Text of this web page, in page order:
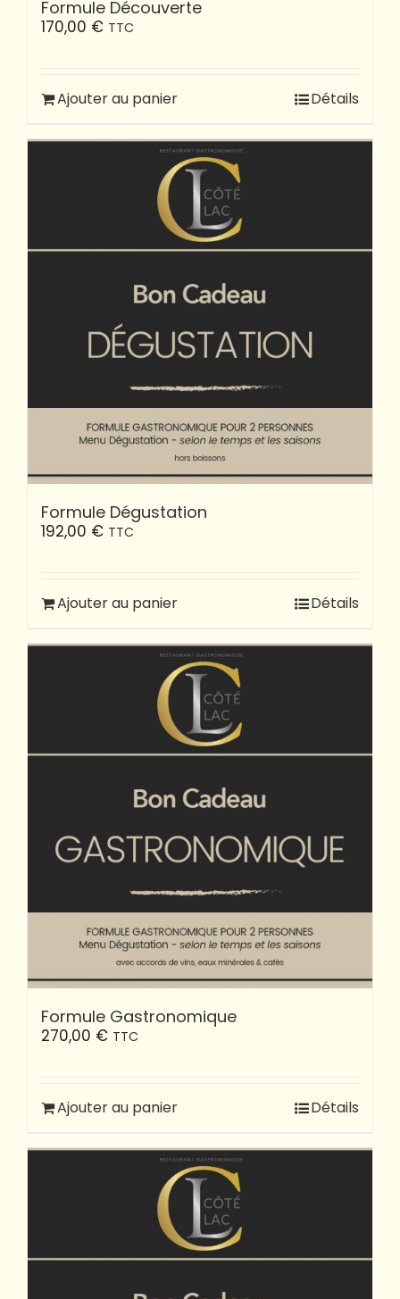
Formule Découverte
170,00 € TTC
Ajouter au panier Détails
Formule Dégustation
192,00 € TTC
Ajouter au panier Détails
Formule Gastronomique
270,00 € TTC
Ajouter au panier Détails